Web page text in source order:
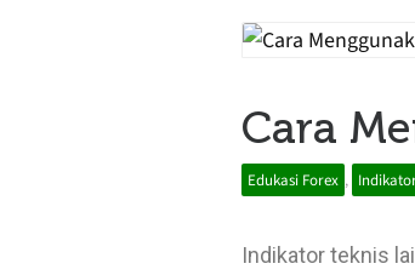
Cara
Edukasi Forex ,
Indikator teknis